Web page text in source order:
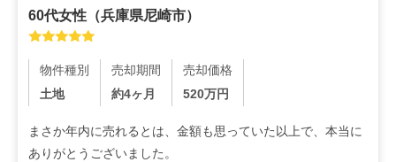
60代女性 （兵庫県尼崎市）
物件種別
土地
売却期間
約4ヶ月
売却価格
520万円
まさか年内に売れるとは、金額も思っていた以上で、本当に
ありがとうございました。